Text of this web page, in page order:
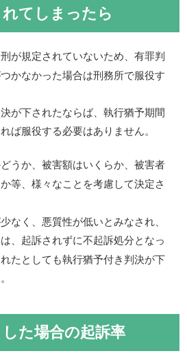
てしまったら
が規定されていないため、有罪判
かなかった場合は刑務所で服役す
が下されたならば、執行猶予期間
ば服役する必要はありません。
うか、被害額はいくらか、被害者
等、様々なことを考慮して決定さ
なく、悪質性が低いとみなされ、
、起訴されずに不起訴処分となっ
たとしても執行猶予付き判決が下
た場合の起訴率